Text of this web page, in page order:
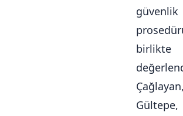
güvenlik
birlikte
Gültepe,